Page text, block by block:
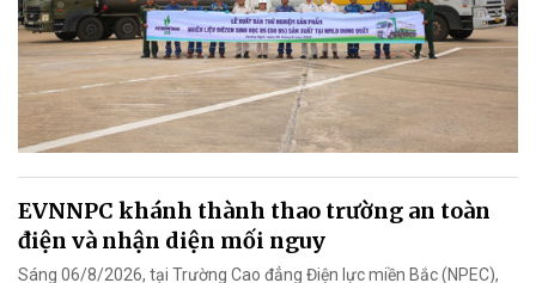
EVNNPC khánh thành thao trường an toàn
điện và nhận diện mối nguy
Sáng 06/8/2026, tại Trường Cao đẳng Điện lực miền Bắc (NPEC),